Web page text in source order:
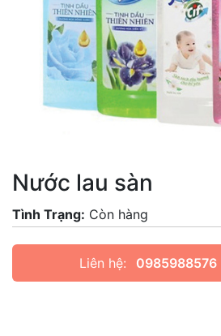
Nước lau sàn
Tình Trạng: Còn hàng
Liên hệ: 0985988576